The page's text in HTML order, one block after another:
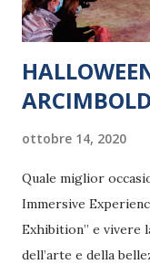
ottobre 14, 2020
Quale miglior
Immersive
Exhibition” e vivere
dell’arte e della